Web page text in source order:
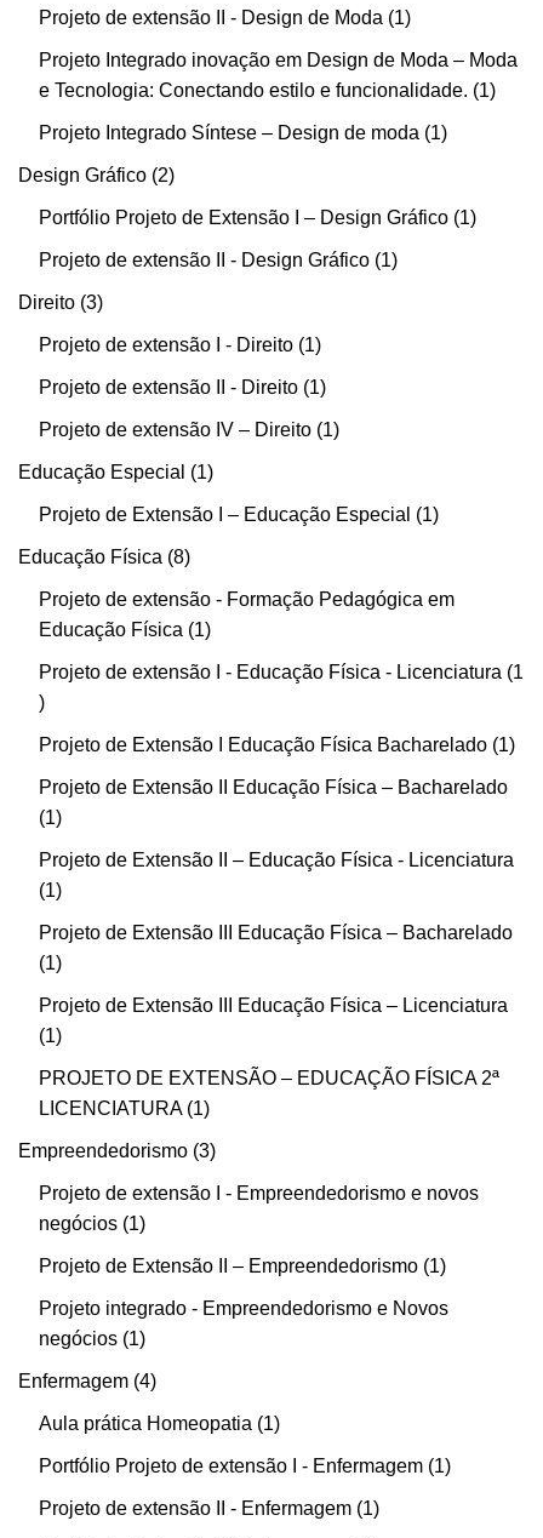
Projeto de extensão II - Design de Moda 1
Projeto Integrado inovação em Design de Moda – Moda
e Tecnologia: Conectando estilo e funcionalidade.
1
Projeto Integrado Síntese – Design de moda 1
Design Gráfico 2
Portfólio Projeto de Extensão I – Design Gráfico 1
Projeto de extensão II - Design Gráfico 1
Direito 3
Projeto de extensão I - Direito 1
Projeto de extensão II - Direito 1
Projeto de extensão IV – Direito 1
Educação Especial 1
Projeto de Extensão I – Educação Especial 1
Educação Física 8
Projeto de extensão - Formação Pedagógica em
Educação Física
1
Projeto de extensão I - Educação Física - Licenciatura 1
Projeto de Extensão I Educação Física Bacharelado 1
Projeto de Extensão II Educação Física – Bacharelado
1
Projeto de Extensão II – Educação Física - Licenciatura
1
Projeto de Extensão III Educação Física – Bacharelado
1
Projeto de Extensão III Educação Física – Licenciatura
1
PROJETO DE EXTENSÃO – EDUCAÇÃO FÍSICA 2ª
LICENCIATURA 1
Empreendedorismo 3
Projeto de extensão I - Empreendedorismo e novos
negócios 1
Projeto de Extensão II – Empreendedorismo 1
Projeto integrado - Empreendedorismo e Novos
negócios 1
Enfermagem 4
Aula prática Homeopatia 1
Portfólio Projeto de extensão I - Enfermagem 1
Projeto de extensão II - Enfermagem 1